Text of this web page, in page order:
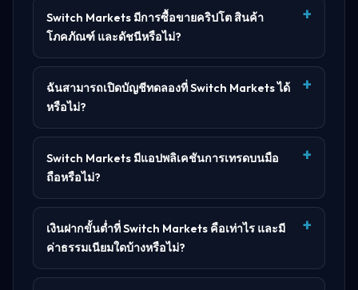
Switch Markets มีการซื้อขายคริปโต สินค้า
โภคภัณฑ์ และดัชนีหรือไม่?
ฉันสามารถเปิดบัญชีทดลองที่ Switch Markets ได้
หรือไม่?
Switch Markets มีแอปพลิเคชันการเทรดบนมือ
ถือหรือไม่?
เงินฝากขั้นต่ำที่ Switch Markets คือเท่าไร และมี
ค่าธรรมเนียมใดบ้างหรือไม่?